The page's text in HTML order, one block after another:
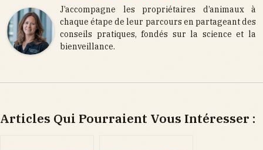
J’accompagne les propriétaires d’animaux à
chaque étape de leur parcours en partageant des
conseils pratiques, fondés sur la science et la
bienveillance.
Articles Qui Pourraient Vous Intéresser :